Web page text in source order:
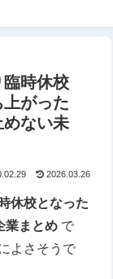
臨時休校
がった
ない未
2026.03.26
休校となった
業まとめ で
よさそうで